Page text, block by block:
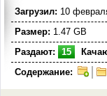
Загрузил: 10
Размер: 1.47 GB
Раздают:
15
Содержание: